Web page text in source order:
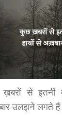
से इतनी
उलझने लगते हैं